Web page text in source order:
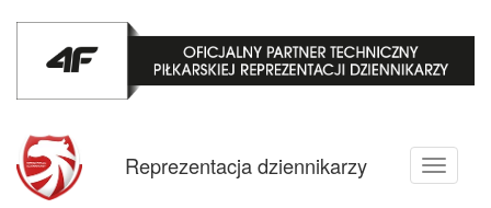
Toggle
Reprezentacja dziennikarzy
Mistrzowskie
karne z
Pucharowa
przygoda trwa w
Brawo Lenkija,